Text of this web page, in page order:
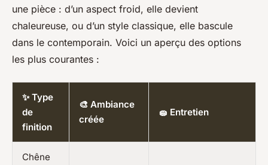
une pièce : d’un aspect froid, elle devient
chaleureuse, ou d’un style classique, elle bascule
dans le contemporain. Voici un aperçu des options
les plus courantes :
✨ Type
de
finition
🎨 Ambiance
créée
🧽 Entretien
Chêne